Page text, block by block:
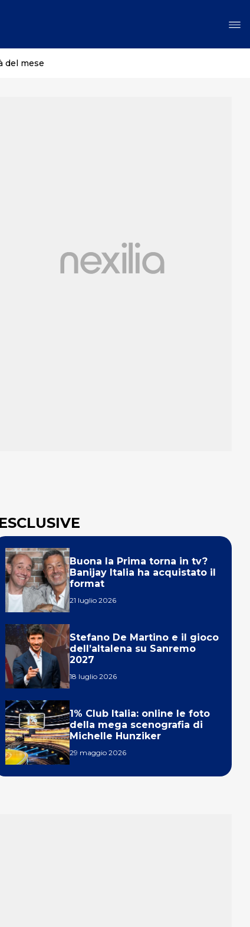
del mese
ESCLUSIVE
Buona la Prima torna in tv?
Banijay Italia ha acquistato il
format
21 luglio 2026
Stefano De Martino e il gioco
dell’altalena su Sanremo
2027
18 luglio 2026
1% Club Italia: online le foto
della mega scenografia di
Michelle Hunziker
29 maggio 2026